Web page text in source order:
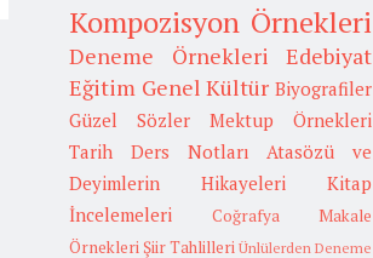
Kompozisyon Örnekleri
Deneme Örnekleri
Edebiyat
Eğitim Genel Kültür Biyografiler
Güzel Sözler
Mektup Örnekleri
Tarih
Ders Notları
Atasözü ve
Deyimlerin Hikayeleri
Kitap
İncelemeleri
Coğrafya
Makale
Örnekleri Şiir Tahlilleri Ünlülerden Deneme